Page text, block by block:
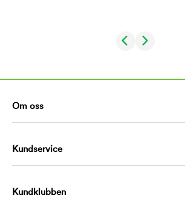
Om oss
Kundservice
Kundklubben